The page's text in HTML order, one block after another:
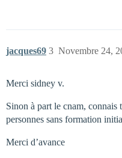
jacques69 Novembre 24,
3
Merci sidney v.
Sinon à part le cnam,
personnes sans formation
Merci d’avance